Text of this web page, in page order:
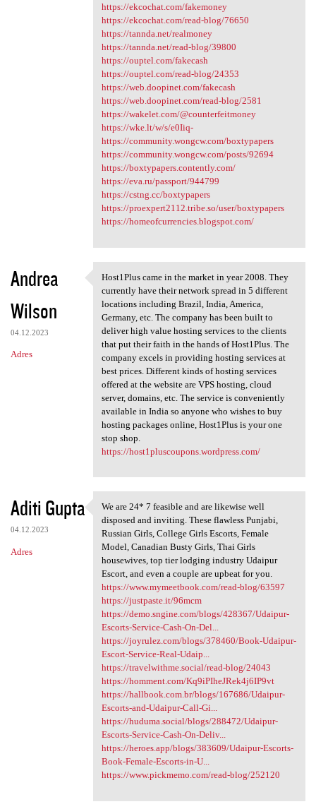
https://ekcochat.com/fakemoney
https://ekcochat.com/read-blog/76650
https://tannda.net/realmoney
https://tannda.net/read-blog/39800
https://ouptel.com/fakecash
https://ouptel.com/read-blog/24353
https://web.doopinet.com/fakecash
https://web.doopinet.com/read-blog/2581
https://wakelet.com/@counterfeitmoney
https://wke.lt/w/s/e0Iiq-
https://community.wongcw.com/boxtypapers
https://community.wongcw.com/posts/92694
https://boxtypapers.contently.com/
https://eva.ru/passport/944799
https://cstng.cc/boxtypapers
https://proexpert2112.tribe.so/user/boxtypapers
https://homeofcurrencies.blogspot.com/
Andrea
Wilson
04.12.2023
Adres
Host1Plus came in the market
Host1Plus came in the market in year 2008. They
currently have their network spread in 5 different
locations including Brazil, India, America,
Germany, etc. The company has been built to
deliver high value hosting services to the clients
that put their faith in the hands of Host1Plus. The
company excels in providing hosting services at
best prices. Different kinds of hosting services
offered at the website are VPS hosting, cloud
server, domains, etc. The service is conveniently
available in India so anyone who wishes to buy
hosting packages online, Host1Plus is your one
stop shop.
https://host1pluscoupons.wordpress.com/
Aditi Gupta
04.12.2023
Adres
We are 24* 7 feasible and are
We are 24* 7 feasible and are likewise well
disposed and inviting. These flawless Punjabi,
Russian Girls, College Girls Escorts, Female
Model, Canadian Busty Girls, Thai Girls
housewives, top tier lodging industry Udaipur
Escort, and even a couple are upbeat for you.
https://www.mymeetbook.com/read-blog/63597
https://justpaste.it/96mcm
https://demo.sngine.com/blogs/428367/Udaipur-
Escorts-Service-Cash-On-Del...
https://joyrulez.com/blogs/378460/Book-Udaipur-
Escort-Service-Real-Udaip...
https://travelwithme.social/read-blog/24043
https://homment.com/Kq9iPIheJRek4j6IP9vt
https://hallbook.com.br/blogs/167686/Udaipur-
Escorts-and-Udaipur-Call-Gi...
https://huduma.social/blogs/288472/Udaipur-
Escorts-Service-Cash-On-Deliv...
https://heroes.app/blogs/383609/Udaipur-Escorts-
Book-Female-Escorts-in-U...
https://www.pickmemo.com/read-blog/252120